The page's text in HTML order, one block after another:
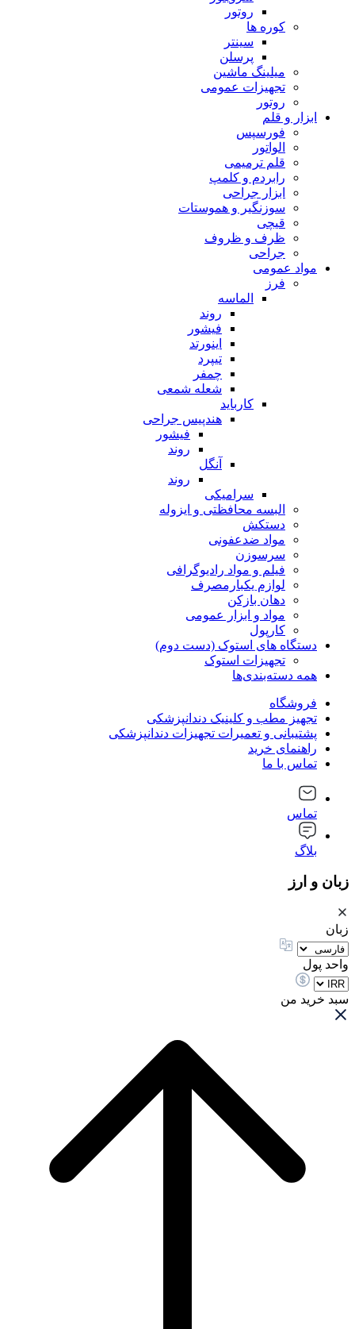
روتور
کوره ها
سینتر
پرسلن
میلینگ ماشین
تجهیزات عمومی
روتور
ابزار و قلم
فورسپس
الواتور
قلم ترمیمی
رابردم و کلمپ
ابزار جراحی
سوزنگیر و هموستات
قیچی
ظرف و ظروف
جراحی
مواد عمومی
فرز
الماسه
روند
فیشور
اینورتد
تیپرد
چمفر
شعله شمعی
کارباید
هندپیس جراحی
فیشور
روند
آنگل
روند
سرامیکی
البسه محافظتی و ایزوله
دستکش
مواد ضدعفونی
سرسوزن
فیلم و مواد رادیوگرافی
لوازم یکبارمصرف
دهان بازکن
مواد و ابزار عمومی
کارپول
دستگاه های استوک (دست دوم)
تجهیزات استوک
همه دسته‌بندی‌ها
فروشگاه
تجهیز مطب و کلینیک دندانپزشکی
پشتیبانی و تعمیرات تجهیزات دندانپزشکی
راهنمای خرید
تماس با ما
تماس
بلاگ
زبان و ارز
زبان
واحد پول
سبد خرید من